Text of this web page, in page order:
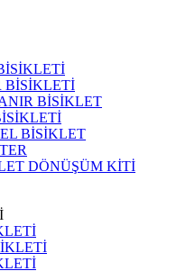
BİSİKLETİ
BİSİKLET
BİSİKLET
DÖNÜŞÜM KİTİ